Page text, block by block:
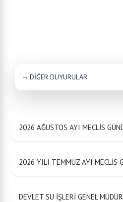
DİĞER DUYURULAR
2026 AĞUSTOS AYI MECLİS
2026 YILI TEMMUZ AYI MECLİS
DEVLET SU İŞLERİ GENEL